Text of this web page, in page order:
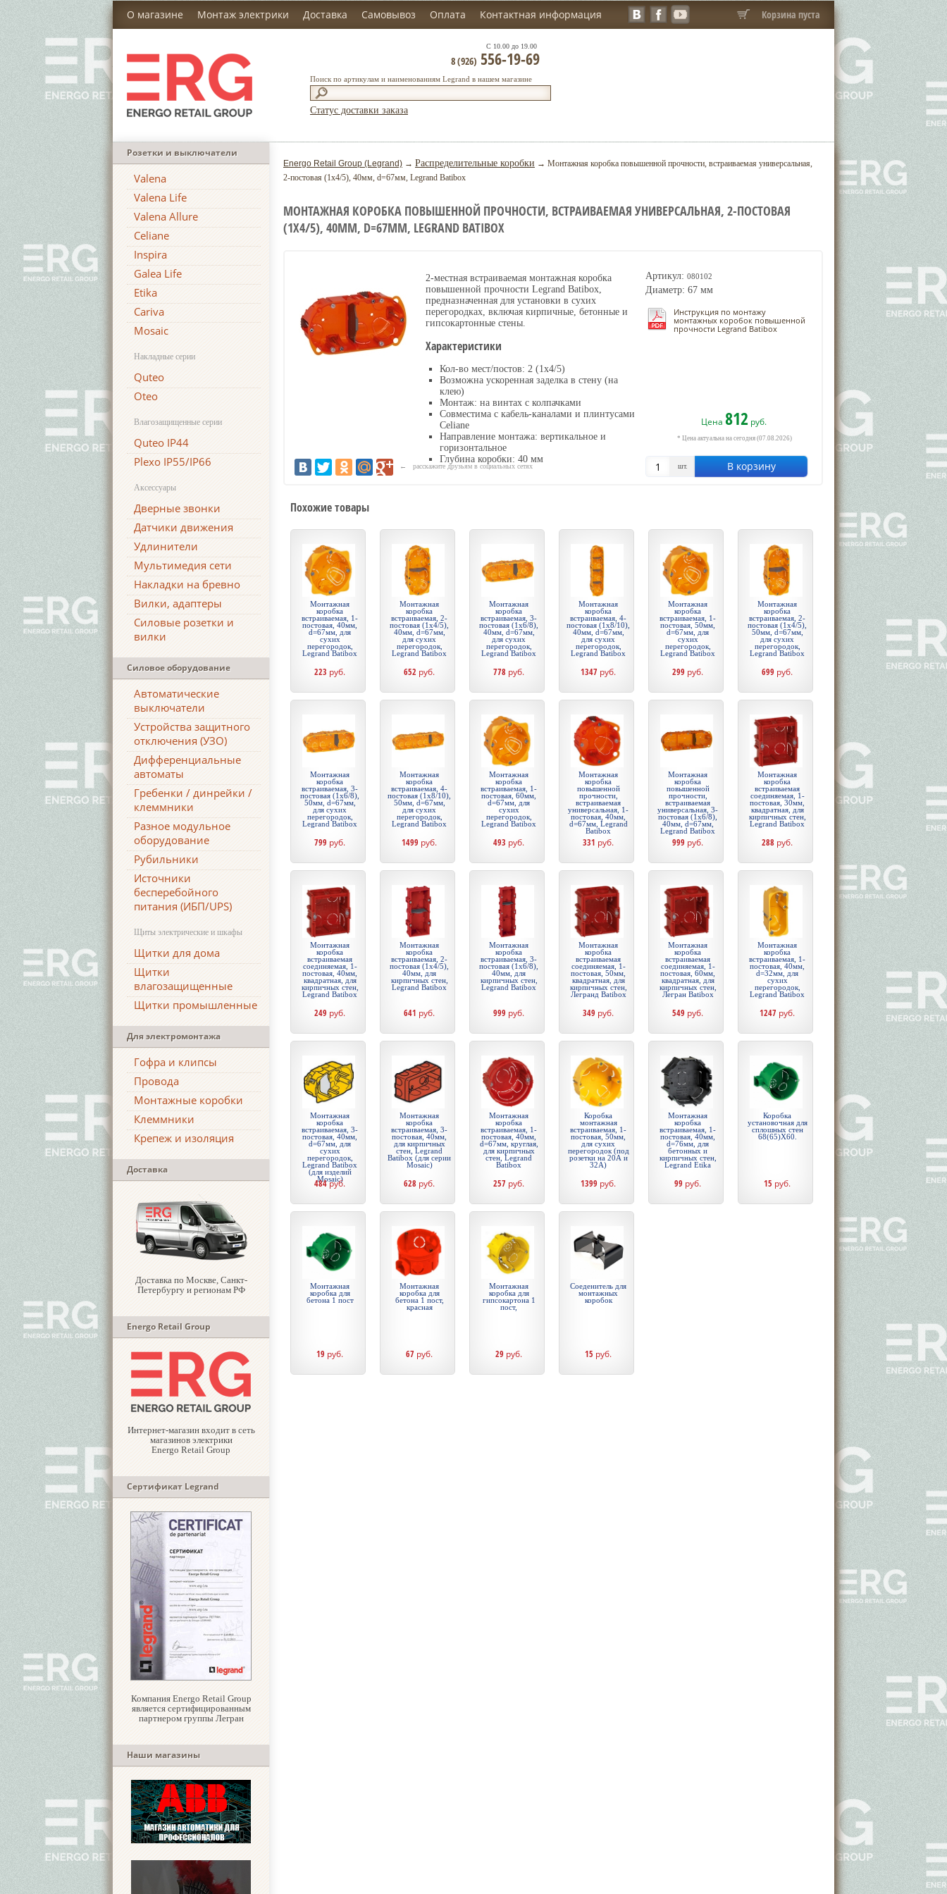
О магазине Монтаж электрики Доставка Самовывоз Оплата Контактная информация Корзина пуста
Поиск по артикулам и наименованиям Legrand в нашем магазине
С 10.00 до 19.00
8 (926) 556-19-69
Статус доставки заказа
Розетки и выключатели
Valena
Valena Life
Valena Allure
Celiane
Inspira
Galea Life
Etika
Cariva
Mosaic
Накладные серии
Quteo
Oteo
Влагозащищенные серии
Quteo IP44
Plexo IP55/IP66
Аксессуары
Дверные звонки
Датчики движения
Удлинители
Мультимедия сети
Накладки на бревно
Вилки, адаптеры
Силовые розетки и
вилки
Силовое оборудование
Автоматические
выключатели
Устройства защитного
отключения (УЗО)
Дифференциальные
автоматы
Гребенки / динрейки /
клеммники
Разное модульное
оборудование
Рубильники
Источники
бесперебойного
питания (ИБП/UPS)
Щиты электрические и шкафы
Щитки для дома
Щитки
влагозащищенные
Щитки промышленные
Для электромонтажа
Гофра и клипсы
Провода
Монтажные коробки
Клеммники
Крепеж и изоляция
Доставка
Доставка по Москве, Санкт-
Петербургу и регионам РФ
Energo Retail Group
Интернет-магазин входит в сеть
магазинов электрики
Energo Retail Group
Сертификат Legrand
Компания Energo Retail Group
является сертифицированным
партнером группы Легран
Наши магазины
Energo Retail Group (Legrand) → Распределительные коробки → Монтажная коробка повышенной прочности, встраиваемая универсальная,
2-постовая (1х4/5), 40мм, d=67мм, Legrand Batibox
МОНТАЖНАЯ КОРОБКА ПОВЫШЕННОЙ ПРОЧНОСТИ, ВСТРАИВАЕМАЯ УНИВЕРСАЛЬНАЯ, 2-ПОСТОВАЯ
(1Х4/5), 40ММ, D=67ММ, LEGRAND BATIBOX
Артикул: 080102
Диаметр: 67 мм
Инструкция по монтажу
монтажных коробок повышенной
прочности Legrand Batibox
Цена 812 руб.
* Цена актуальна на сегодня (07.08.2026)
шт. В корзину
2-местная встраиваемая монтажная коробка
повышенной прочности Legrand Batibox,
предназначенная для установки в сухих
перегородках, включая кирпичные, бетонные и
гипсокартонные стены.
Характеристики
Кол-во мест/постов: 2 (1х4/5)
Возможна ускоренная заделка в стену (на
клею)
Монтаж: на винтах с колпачками
Совместима с кабель-каналами и плинтусами
Cеliane
Направление монтажа: вертикальное и
горизонтальное
Глубина коробки: 40 мм
← расскажите друзьям в социальных сетях
Похожие товары
Монтажная
коробка
встраиваемая, 1-
постовая, 40мм,
d=67мм, для
сухих
перегородок,
Legrand Batibox
223 руб.
Монтажная
коробка
встраиваемая, 2-
постовая (1х4/5),
40мм, d=67мм,
для сухих
перегородок,
Legrand Batibox
652 руб.
Монтажная
коробка
встраиваемая, 3-
постовая (1х6/8),
40мм, d=67мм,
для сухих
перегородок,
Legrand Batibox
778 руб.
Монтажная
коробка
встраиваемая, 4-
постовая (1х8/10),
40мм, d=67мм,
для сухих
перегородок,
Legrand Batibox
1347 руб.
Монтажная
коробка
встраиваемая, 1-
постовая, 50мм,
d=67мм, для
сухих
перегородок,
Legrand Batibox
299 руб.
Монтажная
коробка
встраиваемая, 2-
постовая (1х4/5),
50мм, d=67мм,
для сухих
перегородок,
Legrand Batibox
699 руб.
Монтажная
коробка
встраиваемая, 3-
постовая (1х6/8),
50мм, d=67мм,
для сухих
перегородок,
Legrand Batibox
799 руб.
Монтажная
коробка
встраиваемая, 4-
постовая (1х8/10),
50мм, d=67мм,
для сухих
перегородок,
Legrand Batibox
1499 руб.
Монтажная
коробка
встраиваемая, 1-
постовая, 60мм,
d=67мм, для
сухих
перегородок,
Legrand Batibox
493 руб.
Монтажная
коробка
повышенной
прочности,
встраиваемая
универсальная, 1-
постовая, 40мм,
d=67мм, Legrand
Batibox
331 руб.
Монтажная
коробка
повышенной
прочности,
встраиваемая
универсальная, 3-
постовая (1х6/8),
40мм, d=67мм,
Legrand Batibox
999 руб.
Монтажная
коробка
встраиваемая
соединяемая, 1-
постовая, 30мм,
квадратная, для
кирпичных стен,
Legrand Batibox
288 руб.
Монтажная
коробка
встраиваемая
соединяемая, 1-
постовая, 40мм,
квадратная, для
кирпичных стен,
Legrand Batibox
249 руб.
Монтажная
коробка
встраиваемая, 2-
постовая (1х4/5),
40мм, для
кирпичных стен,
Legrand Batibox
641 руб.
Монтажная
коробка
встраиваемая, 3-
постовая (1х6/8),
40мм, для
кирпичных стен,
Legrand Batibox
999 руб.
Монтажная
коробка
встраиваемая
соединяемая, 1-
постовая, 50мм,
квадратная, для
кирпичных стен,
Легранд Batibox
349 руб.
Монтажная
коробка
встраиваемая
соединяемая, 1-
постовая, 60мм,
квадратная, для
кирпичных стен,
Легран Batibox
549 руб.
Монтажная
коробка
встраиваемая, 1-
постовая, 40мм,
d=32мм, для
сухих
перегородок,
Legrand Batibox
1247 руб.
Монтажная
коробка
встраиваемая, 3-
постовая, 40мм,
d=67мм, для
сухих
перегородок,
Legrand Batibox
(для изделий
Mosaic)
484руб.
Монтажная
коробка
встраиваемая, 3-
постовая, 40мм,
для кирпичных
стен, Legrand
Batibox (для серии
Mosaic)
628 руб.
Монтажная
коробка
встраиваемая, 1-
постовая, 40мм,
d=67мм, круглая,
для кирпичных
стен, Legrand
Batibox
257 руб.
Коробка
монтажная
встраиваемая, 1-
постовая, 50мм,
для сухих
перегородок (под
розетки на 20А и
32А)
1399 руб.
Монтажная
коробка
встраиваемая, 1-
постовая, 40мм,
d=76мм, для
бетонных и
кирпичных стен,
Legrand Etika
99 руб.
Коробка
установочная для
сплошных стен
68(65)X60.
15 руб.
Монтажная
коробка для
бетона 1 пост
19 руб.
Монтажная
коробка для
бетона 1 пост,
красная
67 руб.
Монтажная
коробка для
гипсокартона 1
пост,
29 руб.
Соеденитель для
монтажных
коробок
15 руб.